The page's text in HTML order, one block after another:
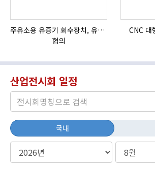
주유소용 유증기 회수장치, 유증기 회수장치, 방폭형, 방폭형 유증기 회수장치
협의
CNC 대
산업전시회 일정
국내